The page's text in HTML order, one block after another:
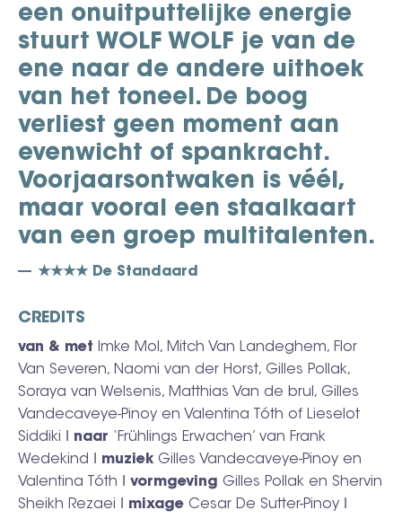
een onuitputtelijke energie
stuurt WOLF WOLF je van de
ene naar de andere uithoek
van het toneel. De boog
verliest geen moment aan
evenwicht of spankracht.
Voorjaarsontwaken is véél,
maar vooral een staalkaart
van een groep multitalenten.
★★★★ De Standaard
CREDITS
van & met Imke Mol, Mitch Van Landeghem, Flor
Van Severen, Naomi van der Horst, Gilles Pollak,
Soraya van Welsenis, Matthias Van de brul, Gilles
Vandecaveye-Pinoy en Valentina Tóth of Lieselot
Siddiki ǀ naar ‘Frühlings Erwachen’ van Frank
Wedekind ǀ muziek Gilles Vandecaveye-Pinoy en
Valentina Tóth ǀ vormgeving Gilles Pollak en Shervin
Sheikh Rezaei ǀ mixage Cesar De Sutter-Pinoy ǀ